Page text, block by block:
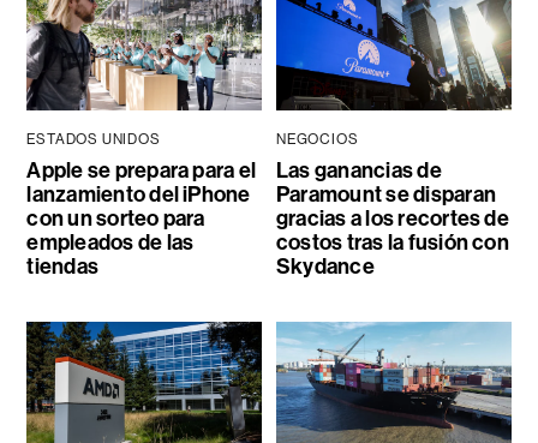
ESTADOS UNIDOS
Apple se prepara para el
lanzamiento del iPhone
con un sorteo para
empleados de las
tiendas
NEGOCIOS
Las ganancias de
Paramount se disparan
gracias a los recortes de
costos tras la fusión con
Skydance